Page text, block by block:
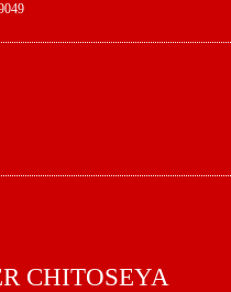
CHITOSEYA